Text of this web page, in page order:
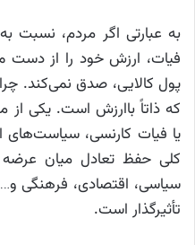
به عبارتی اگر مردم، نسبت
فیات، ارزش خود را از دست
پول کالایی، صدق نمی‌کند.
که ذاتاً باارزش است. یکی از
یا فیات کارنسی،
کلی حفظ تعادل میان عرضه
سیاسی، اقتصادی، فرهنگی
تأثیرگذار است.